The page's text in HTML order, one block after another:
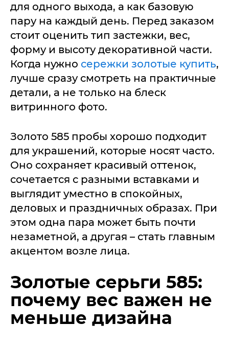
для одного выхода, а как базовую
пару на каждый день. Перед заказом
стоит оценить тип застежки, вес,
форму и высоту декоративной части.
Когда нужно сережки золотые купить,
лучше сразу смотреть на практичные
детали, а не только на блеск
витринного фото.
Золото 585 пробы хорошо подходит
для украшений, которые носят часто.
Оно сохраняет красивый оттенок,
сочетается с разными вставками и
выглядит уместно в спокойных,
деловых и праздничных образах. При
этом одна пара может быть почти
незаметной, а другая – стать главным
акцентом возле лица.
Золотые серьги 585:
почему вес важен не
меньше дизайна